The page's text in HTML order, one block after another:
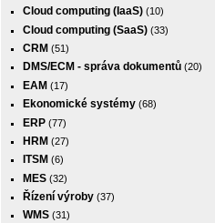
Cloud computing (IaaS) (10)
Cloud computing (SaaS) (33)
CRM (51)
DMS/ECM - správa dokumentů (20)
EAM (17)
Ekonomické systémy (68)
ERP (77)
HRM (27)
ITSM (6)
MES (32)
Řízení výroby (37)
WMS (31)